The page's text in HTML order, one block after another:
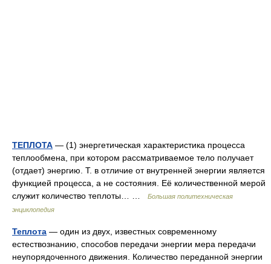
ТЕПЛОТА — (1) энергетическая характеристика процесса
теплообмена, при котором рассматриваемое тело получает
(отдает) энергию. Т. в отличие от внутренней энергии является
функцией процесса, а не состояния. Её количественной мерой
служит количество теплоты… …
Большая политехническая
энциклопедия
Теплота — один из двух, известных современному
естествознанию, способов передачи энергии мера передачи
неупорядоченного движения. Количество переданной энергии